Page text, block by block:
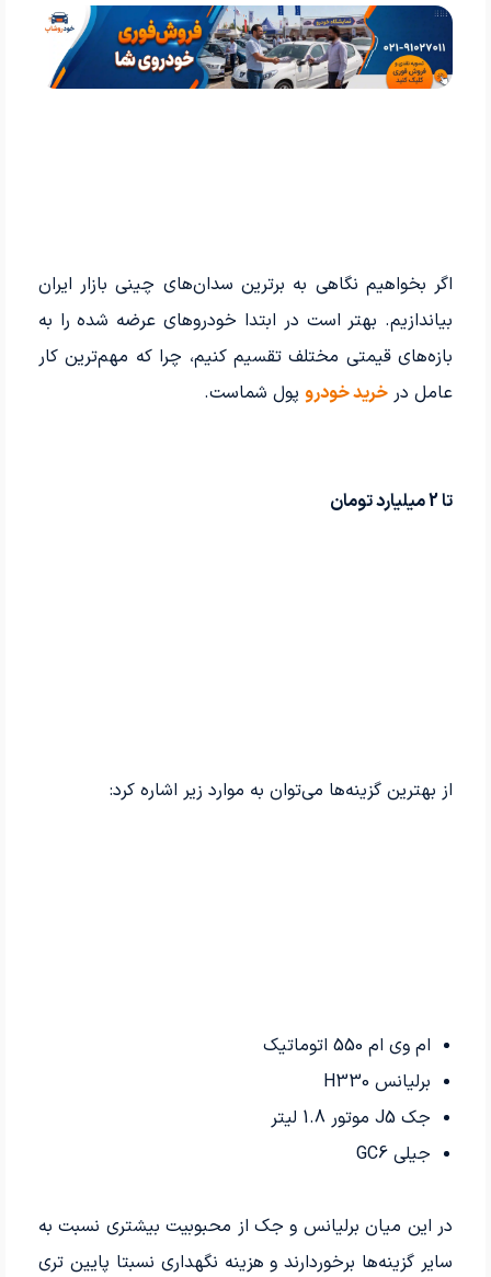
اگر بخواهیم نگاهی به برترین سدان‌های چینی بازار ایران
بیاندازیم. بهتر است در ابتدا خودروهای عرضه شده را به
بازه‌های قیمتی مختلف تقسیم کنیم، چرا که مهم‌ترین کار
عامل در خرید خودروپول شماست.
تا 2 میلیارد تومان
از بهترین گزینه‌ها می‌توان به موارد زیر اشاره کرد:
ام وی ام 550 اتوماتیک
برلیانس H330
جک J5 موتور 1.8 لیتر
جیلی GC6
در این میان برلیانس و جک از محبوبیت بیشتری نسبت به
سایر گزینه‌ها برخوردارند و هزینه نگهداری نسبتا پایین تری